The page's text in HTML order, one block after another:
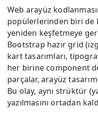
Web arayüz
popülerlerinden biri de
yeniden keşfetmeye
Bootstrap hazır grid
kart tasarımları,
her birine component
parçalar, arayüz
Bu olay, aynı strüktür
yazılmasını ortadan